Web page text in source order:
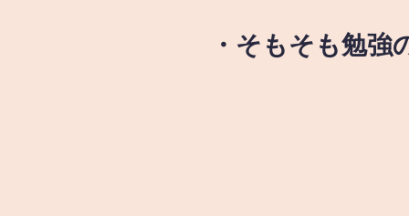
・そもそも勉